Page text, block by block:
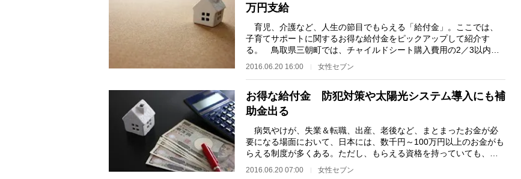
万円支給
育児、介護など、人生の節目でもらえる「給付金」。ここでは、
子育てサポートに関するお得な給付金をピックアップして紹介す
る。 鳥取県三朝町では、チャイルドシート購入費用の2／3以内
（上限1万5000円）を助成…
2016.06.20 16:00 女性セブン
お得な給付金 防犯対策や太陽光システム導入にも補
助金出る
病気やけが、失業＆転職、出産、老後など、まとまったお金が必
要になる場面において、日本には、数千円～100万円以上のお金がも
らえる制度が多くある。ただし、もらえる資格を持っていても、自
ら届け出なくては決…
2016.06.20 07:00 女性セブン